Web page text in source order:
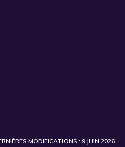
MODIFICATIONS : 9 JUIN 2026